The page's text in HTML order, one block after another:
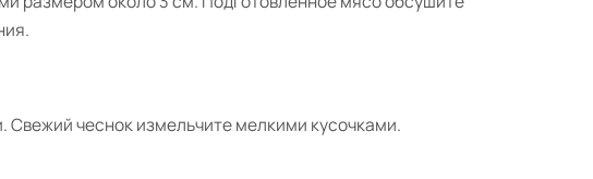
чеснок измельчите мелкими кусочками.